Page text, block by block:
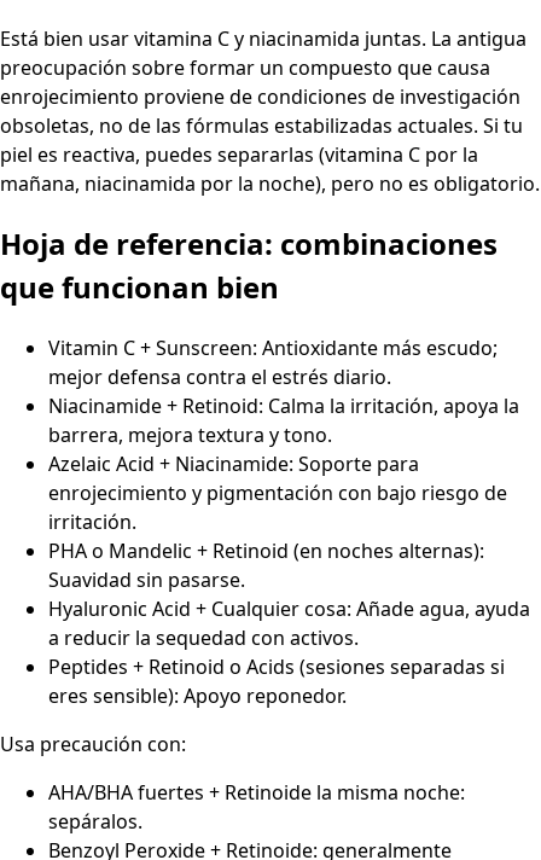
Está bien usar vitamina C y niacinamida juntas. La antigua
preocupación sobre formar un compuesto que causa
enrojecimiento proviene de condiciones de investigación
obsoletas, no de las fórmulas estabilizadas actuales. Si tu
piel es reactiva, puedes separarlas (vitamina C por la
mañana, niacinamida por la noche), pero no es obligatorio.
Hoja de referencia: combinaciones
que funcionan bien
Vitamin C + Sunscreen: Antioxidante más escudo;
mejor defensa contra el estrés diario.
Niacinamide + Retinoid: Calma la irritación, apoya la
barrera, mejora textura y tono.
Azelaic Acid + Niacinamide: Soporte para
enrojecimiento y pigmentación con bajo riesgo de
irritación.
PHA o Mandelic + Retinoid (en noches alternas):
Suavidad sin pasarse.
Hyaluronic Acid + Cualquier cosa: Añade agua, ayuda
a reducir la sequedad con activos.
Peptides + Retinoid o Acids (sesiones separadas si
eres sensible): Apoyo reponedor.
Usa precaución con:
AHA/BHA fuertes + Retinoide la misma noche:
sepáralos.
Benzoyl Peroxide + Retinoide: generalmente